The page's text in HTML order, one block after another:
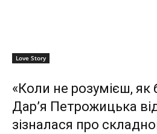
Love Story
«Коли не розумієш, як
Дар’я Петрожицька
зізналася про